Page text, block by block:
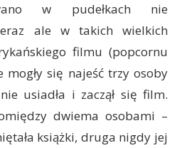
w pudełkach nie
ale w takich wielkich
filmu (popcornu
mogły się najeść trzy osoby
usiadła i zaczął się film.
dwiema osobami –
książki, druga nigdy jej